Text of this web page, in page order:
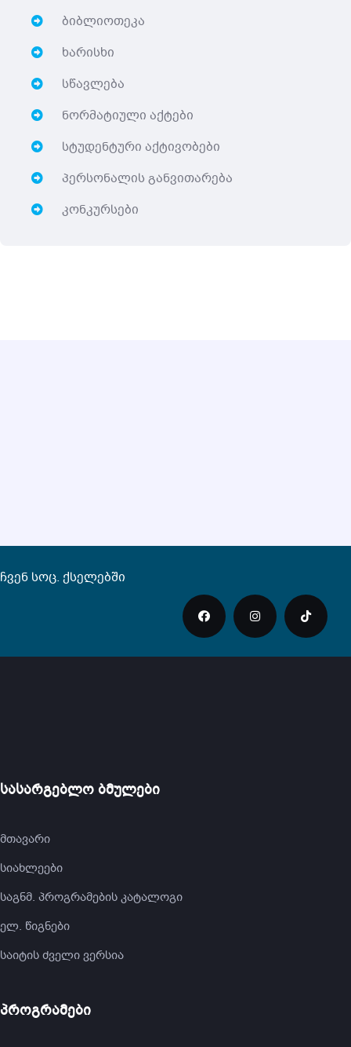
ბიბლიოთეკა
ხარისხი
სწავლება
ნორმატიული აქტები
სტუდენტური აქტივობები
პერსონალის განვითარება
კონკურსები
ჩვენ სოც. ქსელებში
სასარგებლო ბმულები
მთავარი
სიახლეები
საგნმ. პროგრამების კატალოგი
ელ. წიგნები
საიტის ძველი ვერსია
პროგრამები